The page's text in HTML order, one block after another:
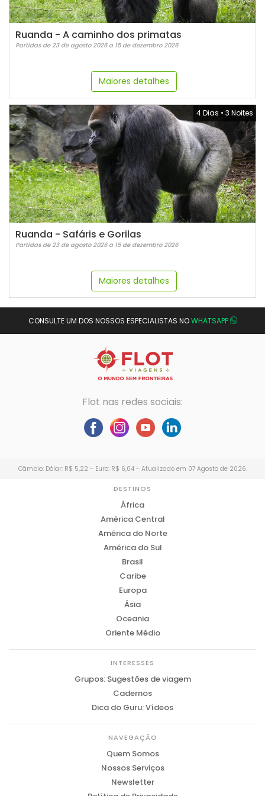
Ruanda - A caminho dos primatas
Partidas de 23 de agosto 2026 a 15 de dezembro 2026
Maiores detalhes
4 Dias • 3 Noites
Ruanda - Safáris e Gorilas
Partidas de 23 de agosto 2026 a 15 de dezembro 2026
Maiores detalhes
CONSULTE UM DOS NOSSOS ESPECIALISTAS NOWHATSAPP
Flot nas redes sociais:
Câmbio: Dólar: R$ 5,22 - Euro: R$ 6,04 - Atualizado em 07 Agosto de 2026.
DESTINOS
África
América Central
América do Norte
América do Sul
Brasil
Caribe
Europa
Ásia
Oceania
Oriente Médio
INTERESSES
Grupos: Sugestões de viagem
Cadernos
Dica do Guru: Vídeos
NAVEGAÇÃO
Quem Somos
Nossos Serviços
Newsletter